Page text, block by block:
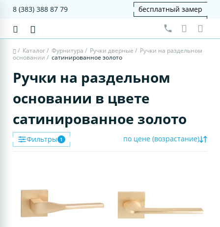
8 (383) 388 87 79 бесплатный замер
/ Каталог/ Фурнитура / Ручки дверные / Ручки на раздельном
основании / сатинированное золото
Ручки на раздельном
основании в цвете
сатинированное золото
Фильтры 1 по цене (возрастание)